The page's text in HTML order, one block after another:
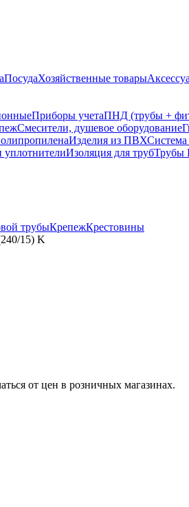
ПосудаХозяйственные товары
Приборы учетаПНД (трубы +
Смесители, душевое оборудование
Изделия из ПВХ
уплотнителиИзоляция для трубТрубы
трубыКрепежКрестовины
15) K
от цен в розничных магазинах.